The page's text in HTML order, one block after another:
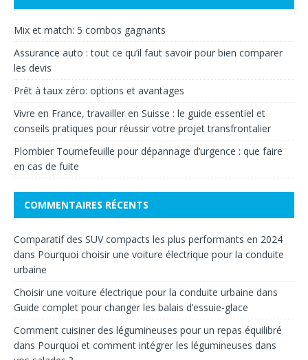
Mix et match: 5 combos gagnants
Assurance auto : tout ce qu’il faut savoir pour bien comparer
les devis
Prêt à taux zéro: options et avantages
Vivre en France, travailler en Suisse : le guide essentiel et
conseils pratiques pour réussir votre projet transfrontalier
Plombier Tournefeuille pour dépannage d’urgence : que faire
en cas de fuite
COMMENTAIRES RÉCENTS
Comparatif des SUV compacts les plus performants en 2024
dans Pourquoi choisir une voiture électrique pour la conduite
urbaine
Choisir une voiture électrique pour la conduite urbaine dans
Guide complet pour changer les balais d’essuie-glace
Comment cuisiner des légumineuses pour un repas équilibré
dans Pourquoi et comment intégrer les légumineuses dans